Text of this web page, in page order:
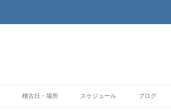
稽古日・場所 スケジュール ブログ